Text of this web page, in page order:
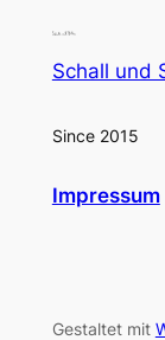
Schall und
Since 2015
Impressum
Gestaltet mit